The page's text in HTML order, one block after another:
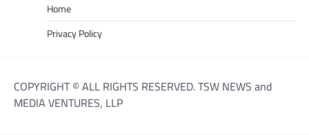
Home
Privacy Policy
COPYRIGHT © ALL RIGHTS RESERVED. TSW NEWS and
MEDIA VENTURES, LLP